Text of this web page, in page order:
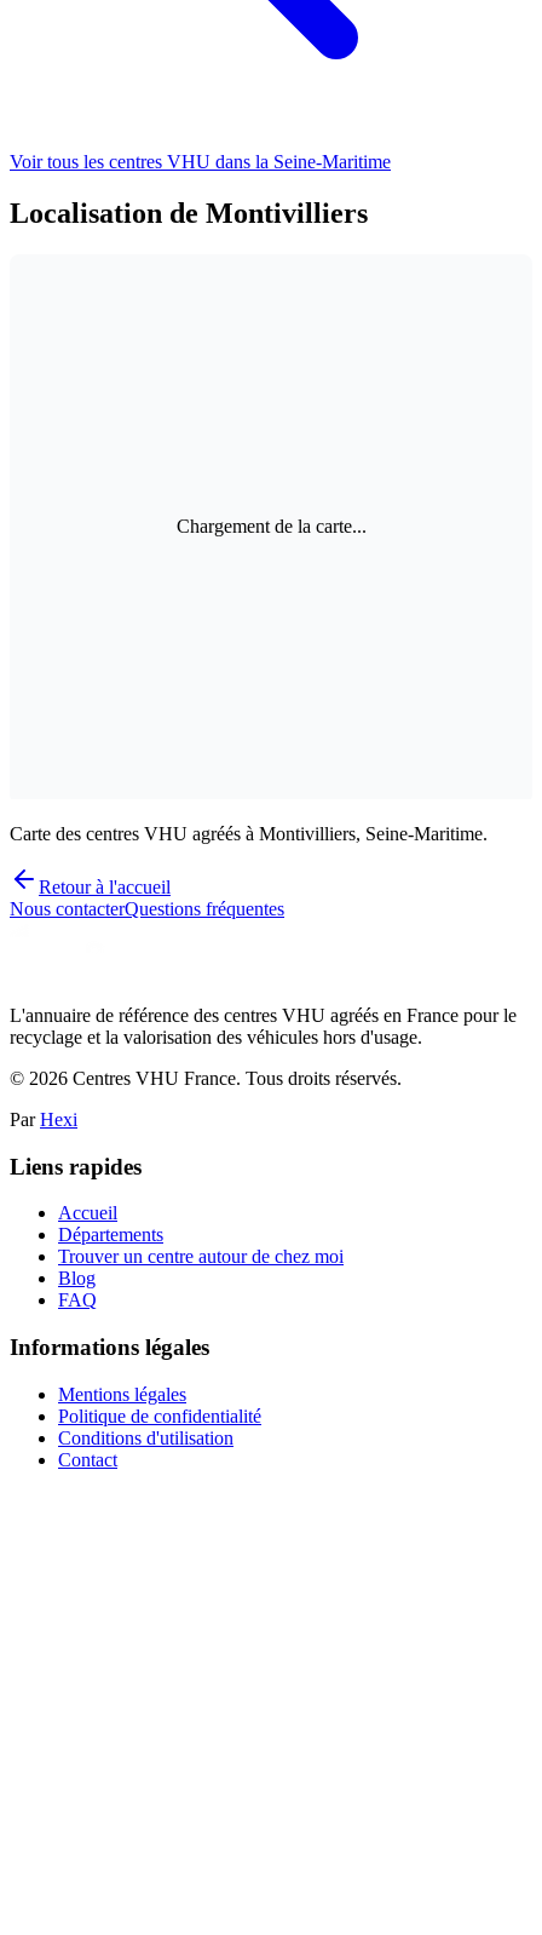
Voir tous les centres VHU dans la Seine-Maritime
Localisation de Montivilliers
Chargement de la carte...
Carte des centres VHU agréés à Montivilliers, Seine-Maritime.
Retour à l'accueil
Nous contacterQuestions fréquentes
L'annuaire de référence des centres VHU agréés en France pour le
recyclage et la valorisation des véhicules hors d'usage.
© 2026 Centres VHU France. Tous droits réservés.
Par Hexi
Liens rapides
Accueil
Départements
Trouver un centre autour de chez moi
Blog
FAQ
Informations légales
Mentions légales
Politique de confidentialité
Conditions d'utilisation
Contact